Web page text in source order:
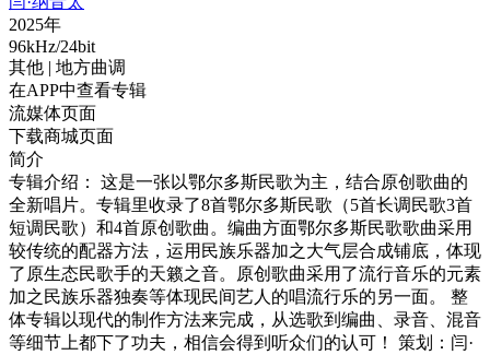
2025年
96kHz/24bit
其他 | 地方曲调
在APP中查看专辑
流媒体页面
下载商城页面
简介
专辑介绍： 这是一张以鄂尔多斯民歌为主，结合原创歌曲的
全新唱片。专辑里收录了8首鄂尔多斯民歌（5首长调民歌3首
短调民歌）和4首原创歌曲。编曲方面鄂尔多斯民歌歌曲采用
较传统的配器方法，运用民族乐器加之大气层合成铺底，体现
了原生态民歌手的天籁之音。原创歌曲采用了流行音乐的元素
加之民族乐器独奏等体现民间艺人的唱流行乐的另一面。 整
体专辑以现代的制作方法来完成，从选歌到编曲、录音、混音
等细节上都下了功夫，相信会得到听众们的认可！ 策划：闫·